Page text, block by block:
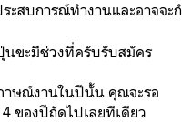
ะสบการณ์ทำงานและอาจจ
ขะมีช่วงที่ครับรับสมัคร
ษณ์งานในปีนั้น คุณจะรอ
ของปีถัดไปเลยทีเดียว